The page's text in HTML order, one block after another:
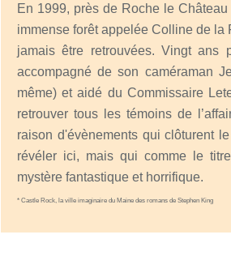
En 1999, près de Roche le
immense forêt appelée Colline de la
jamais être retrouvées. Vingt ans
accompagné de son caméraman
même) et aidé du Commissaire
retrouver tous les témoins de
raison d'évènements qui clôturent
révéler ici, mais qui comme le
mystère fantastique et horrifique.
* Castle Rock, la ville imaginaire du Maine des romans de Stephen King